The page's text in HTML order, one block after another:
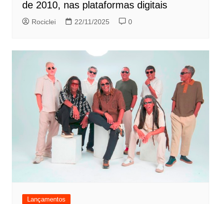
de 2010, nas plataformas digitais
Rociclei 22/11/2025 0
Lançamentos